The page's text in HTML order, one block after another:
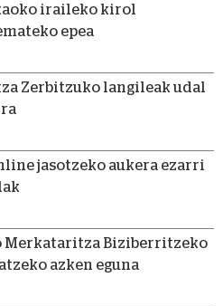
iraileko kirol
epea
Zerbitzuko langileak udal
jasotzeko aukera ezarri
Merkataritza Biziberritzeko
azken eguna